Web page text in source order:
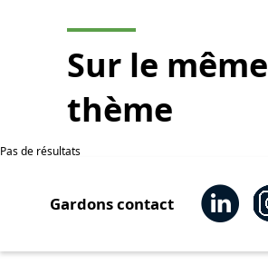
Sur le même
thème
Pas de résultats
Gardons contact